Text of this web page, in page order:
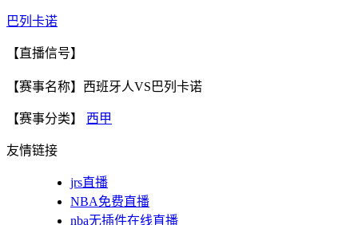
巴列卡诺
【直播信号】
【赛事名称】西班牙人VS巴列卡诺
【赛事分类】 西甲
友情链接
jrs直播
NBA免费直播
nba无插件在线直播